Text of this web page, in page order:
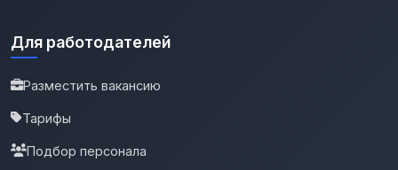
Для работодателей
Разместить вакансию
Тарифы
Подбор персонала